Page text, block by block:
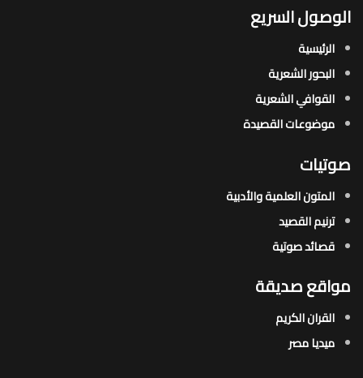
الوصول السريع
الرئيسية
البحور الشعرية​
القوافي الشعرية​
موضوعات القصيدة​
صوتيات
المتون العلمية والأدبية
ترنيم القصيد
قصائد صوتية
مواقع صديقة
القران الكريم
ميديا مصر